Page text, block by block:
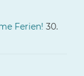
Ferien! 30.